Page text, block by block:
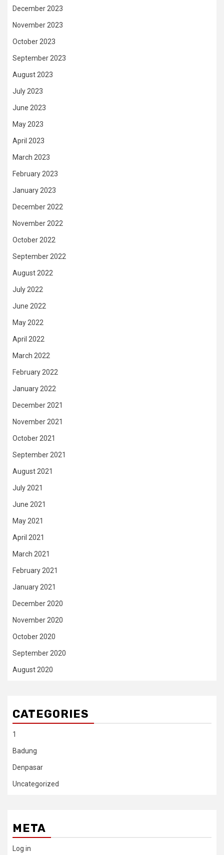
December 2023
November 2023
October 2023
September 2023
August 2023
July 2023
June 2023
May 2023
April 2023
March 2023
February 2023
January 2023
December 2022
November 2022
October 2022
September 2022
August 2022
July 2022
June 2022
May 2022
April 2022
March 2022
February 2022
January 2022
December 2021
November 2021
October 2021
September 2021
August 2021
July 2021
June 2021
May 2021
April 2021
March 2021
February 2021
January 2021
December 2020
November 2020
October 2020
September 2020
August 2020
CATEGORIES
1
Badung
Denpasar
Uncategorized
META
Log in